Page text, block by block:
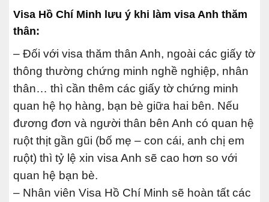
Visa Hồ Chí Minh lưu ý khi làm visa Anh thăm
thân:
– Đối với visa thăm thân Anh, ngoài các giấy tờ
thông thường chứng minh nghề nghiệp, nhân
thân… thì cần thêm các giấy tờ chứng minh
quan hệ họ hàng, bạn bè giữa hai bên. Nếu
đương đơn và người thân bên Anh có quan hệ
ruột thịt gần gũi (bố mẹ – con cái, anh chị em
ruột) thì tỷ lệ xin visa Anh sẽ cao hơn so với
quan hệ bạn bè.
– Nhân viên Visa Hồ Chí Minh sẽ hoàn tất các